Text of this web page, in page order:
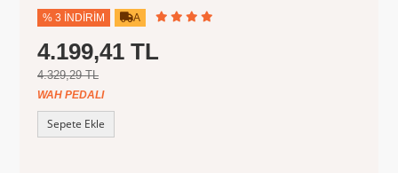
% 3 İNDIRIM A
4.199,41 TL
4.329,29 TL
WAH PEDALI
Sepete Ekle